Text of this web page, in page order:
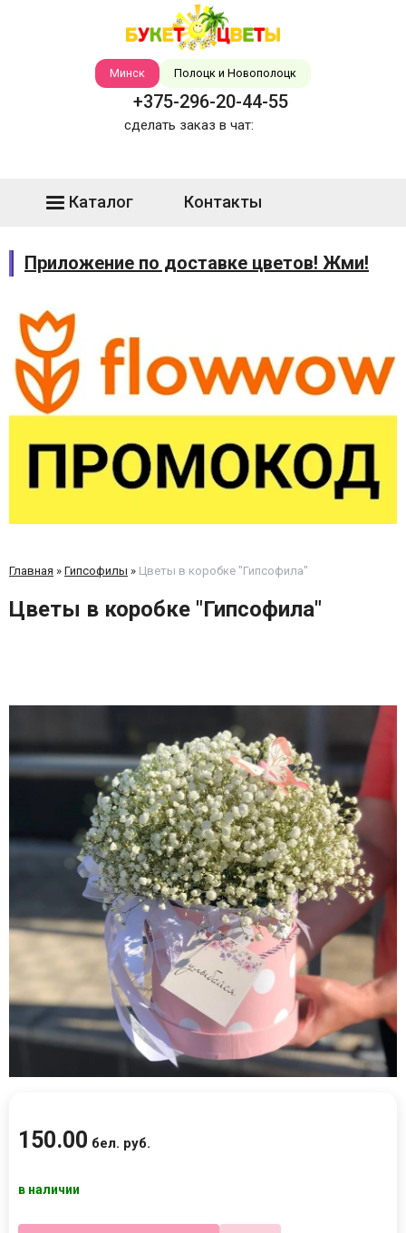
Минск Полоцк и Новополоцк
+375-296-20-44-55
сделать заказ в чат:
Каталог Контакты
Приложение по доставке цветов! Жми!
Главная » Гипсофилы » Цветы в коробке "Гипсофила"
Цветы в коробке "Гипсофила"
150.00 бел. руб.
в наличии